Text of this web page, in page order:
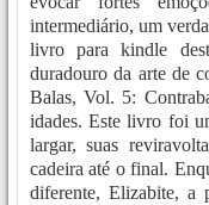
intermediário, um
livro para kindle
duradouro da arte de
Balas, Vol. 5:
idades. Este livro foi
largar, suas
cadeira até o final.
diferente, Elizabite, a